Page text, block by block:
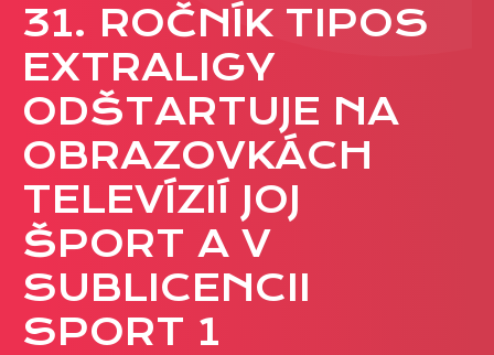
REKLAMA
Viac o reklamných formátoch
Obchodné podmienky
Prezentácia 2026
CASE STUDIES
O NÁS
Tím
31. ROČNÍK TIPOS
EXTRALIGY
ODŠTARTUJE NA
OBRAZOVKÁCH
TELEVÍZIÍ JOJ
ŠPORT A V
SUBLICENCII
SPORT 1